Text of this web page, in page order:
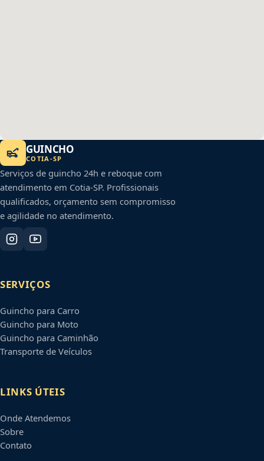
GUINCHO
COTIA -SP
Serviços de guincho 24h e reboque com
atendimento em Cotia-SP. Profissionais
qualificados, orçamento sem compromisso
e agilidade no atendimento.
SERVIÇOS
Guincho para Carro
Guincho para Moto
Guincho para Caminhão
Transporte de Veículos
LINKS ÚTEIS
Onde Atendemos
Sobre
Contato